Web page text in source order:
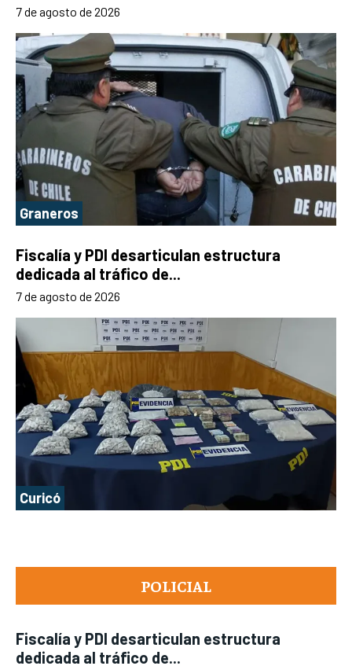
POLICIAL
Fiscalía y PDI desarticulan estructura
dedicada al tráfico de...
7 de agosto de 2026
Graneros
Fiscalía y PDI desarticulan estructura
dedicada al tráfico de...
7 de agosto de 2026
Curicó